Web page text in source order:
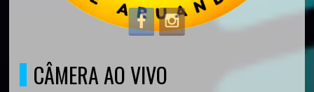
CÂMERA AO VIVO